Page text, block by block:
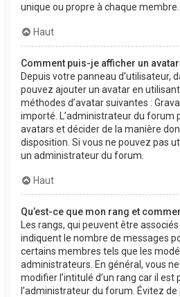
unique ou propre à chaque membre.
Haut
Comment puis-je afficher un avatar
Depuis votre panneau d’utilisateur,
pouvez ajouter un avatar en utilisant
méthodes d’avatar suivantes :
importé. L’administrateur du forum
avatars et décider de la manière
disposition. Si vous ne pouvez pas
un administrateur du forum.
Haut
Qu’est-ce que mon rang et
Les rangs, qui peuvent être
indiquent le nombre de messages
certains membres tels que les
administrateurs. En général, vous
modifier l’intitulé d’un rang car il
l’administrateur du forum. Évitez